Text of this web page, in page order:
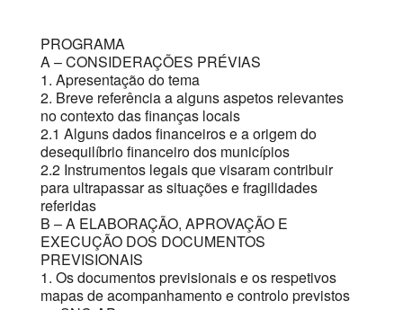
PROGRAMA
A – CONSIDERAÇÕES PRÉVIAS
1. Apresentação do tema
2. Breve referência a alguns aspetos relevantes
no contexto das finanças locais
2.1 Alguns dados financeiros e a origem do
desequilíbrio financeiro dos municípios
2.2 Instrumentos legais que visaram contribuir
para ultrapassar as situações e fragilidades
referidas
B – A ELABORAÇÃO, APROVAÇÃO E
EXECUÇÃO DOS DOCUMENTOS
PREVISIONAIS
1. Os documentos previsionais e os respetivos
mapas de acompanhamento e controlo previstos